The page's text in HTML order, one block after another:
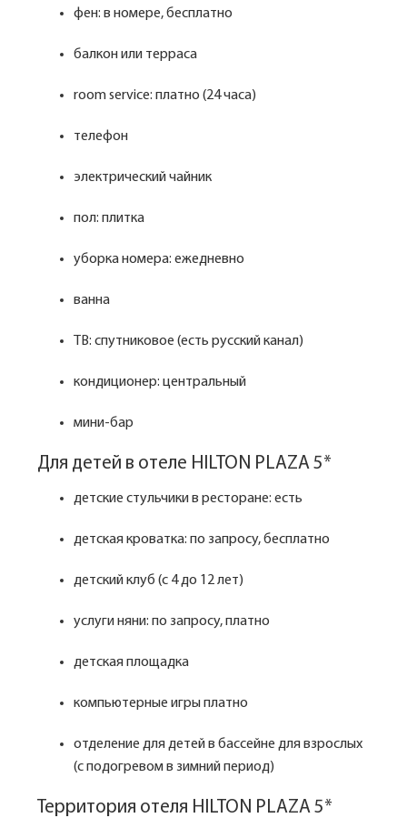
фен: в номере, бесплатно
балкон или терраса
room service: платно (24 часа)
телефон
электрический чайник
пол: плитка
уборка номера: ежедневно
ванна
ТВ: спутниковое (есть русский канал)
кондиционер: центральный
мини-бар
Для детей в отеле HILTON PLAZA 5*
детские стульчики в ресторане: есть
детская кроватка: по запросу, бесплатно
детский клуб (с 4 до 12 лет)
услуги няни: по запросу, платно
детская площадка
компьютерные игры платно
отделение для детей в бассейне для взрослых
(с подогревом в зимний период)
Территория отеля HILTON PLAZA 5*